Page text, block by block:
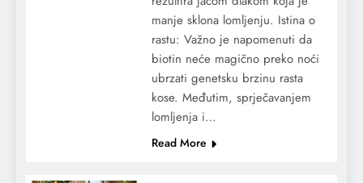
manje sklona lomljenju. Istina o
rastu: Važno je napomenuti da
biotin neće magično preko noći
ubrzati genetsku brzinu rasta
kose. Međutim, sprječavanjem
lomljenja i…
Read More